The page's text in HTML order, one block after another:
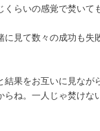
くらいの感覚で焚いて
見て数々の成功も失
結果をお互いに見なが
ね。一人じゃ焚けな